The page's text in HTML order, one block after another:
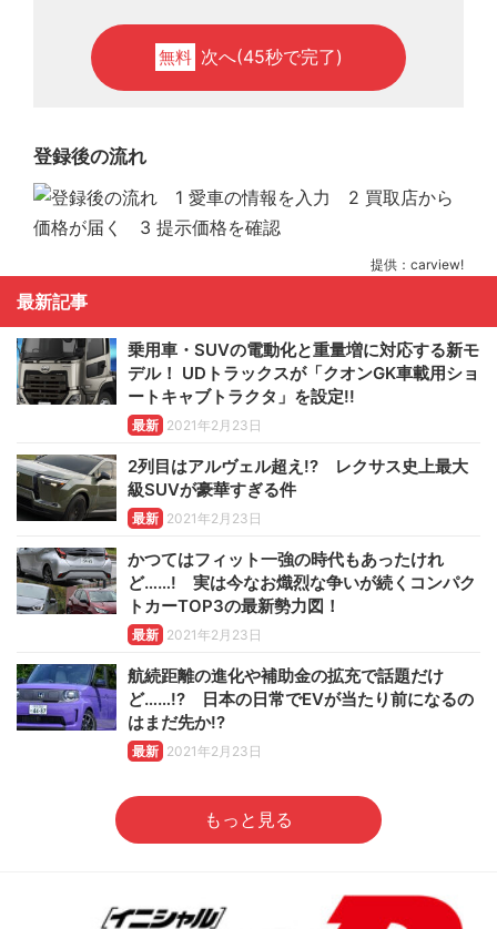
無料 次へ(45秒で完了)
登録後の流れ
提供：carview!
最新記事
乗用車・SUVの電動化と重量増に対応する新モ
デル！ UDトラックスが「クオンGK車載用ショ
ートキャブトラクタ」を設定!!
最新 2021年2月23日
2列目はアルヴェル超え!? レクサス史上最大
級SUVが豪華すぎる件
最新 2021年2月23日
かつてはフィット一強の時代もあったけれ
ど……! 実は今なお熾烈な争いが続くコンパク
トカーTOP3の最新勢力図！
最新 2021年2月23日
航続距離の進化や補助金の拡充で話題だけ
ど……!? 日本の日常でEVが当たり前になるの
はまだ先か!?
最新 2021年2月23日
もっと見る